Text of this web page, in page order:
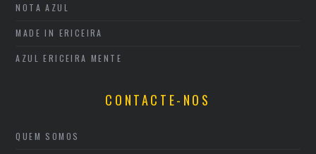
NOTA AZUL
MADE IN ERICEIRA
AZUL ERICEIRA MENTE
CONTACTE-NOS
QUEM SOMOS